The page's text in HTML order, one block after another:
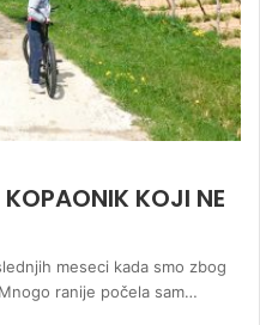
KOJI NE
meseci kada smo zbog
ranije počela sam…